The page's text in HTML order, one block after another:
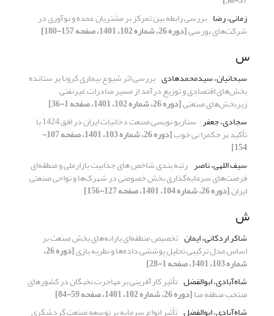
زمانی، رضا بررسی رابطه بین تمرکز بر مشتریان عمده و نوآوری در
شرکت‌های بورسی[دوره 26، شماره 102، 1401، صفحه 157-180]
س
سبحانیان، سیدمحمدهادی بررسی اثر شیوع بیماری کرونا بر ستانده
بخش‌های اقتصادی و توزیع درآمد از مسیر صادرات غیرنفتی
زیربخش‌های صنعتی[دوره 26، شماره 102، 1401، صفحه 1-36]
سجادی، جعفر
سناریو نویسی صنعت دخانیات ایران در افق 1424 با
تأکید بر حکمرا نی خوب [دوره 26، شماره 103، 1401، صفحه 107-
154]
سیف اللهی، ناصر رتبه بندی شاخص های جذابیت بازارملی و منطقه‌ای
فرصت‌های سرمایه‌‌گذاری بخش خصوصی در شهرک‌ها و نواحی صنعتی
ایران[دوره 26، شماره 104، 1401، صفحه 127-156]
ش
شاکر اردکانی، ایمان تخصیص منطقه‌ای یارانه‌های بخش صنعت بر
اساس مدل ترکیبی تحلیل پوششی داده‌ها و نظریه بازی [دوره 26،
شماره 103، 1401، صفحه 1-28]
شاه‌آبادی، ابوالفضل تأثیر کارآفرینی بر مهاجرت نخبگان در کشورهای
منتخب منطقه منا[دوره 26، شماره 102، 1401، صفحه 59-84]
شاه‌آبادی، ابوالفضل تأثیر انواع سرمایه بر توسعه صنعت گردشگری